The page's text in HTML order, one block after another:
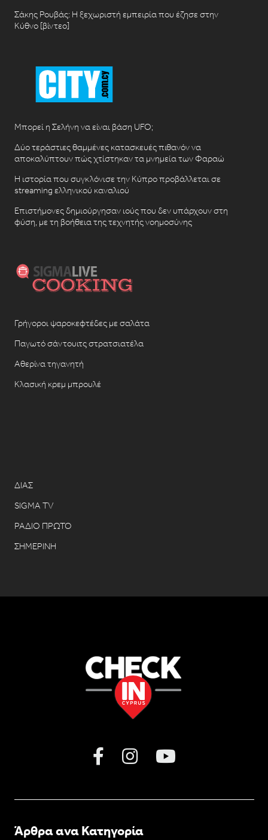
Σάκης Ρουβάς: Η ξεχωριστή εμπειρία που έζησε στην
Κύθνο [βίντεο]
Μπορεί η Σελήνη να είναι βάση UFO;
Δύο τεράστιες θαμμένες κατασκευές πιθανόν να
αποκαλύπτουν πώς χτίστηκαν τα μνημεία των Φαραώ
Η ιστορία που συγκλόνισε την Κύπρο προβάλλεται σε
streaming ελληνικού καναλιού
Επιστήμονες δημιούργησαν ιούς που δεν υπάρχουν στη
φύση, με τη βοήθεια της τεχνητής νοημοσύνης
Γρήγοροι ψαροκεφτέδες με σαλάτα
Παγωτό σάντουιτς στρατσιατέλα
Αθερίνα τηγανητή
Κλασική κρεμ μπρουλέ
ΔΙΑΣ
SIGMA TV
ΡΑΔΙΟ ΠΡΩΤΟ
ΣΗΜΕΡΙΝΗ
Άρθρα ανα Κατηγορία